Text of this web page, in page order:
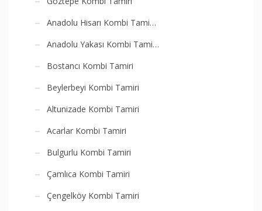
Anadolu Hisarı Kombi Tami…
Anadolu Yakası Kombi Tami…
Bostancı Kombi Tamiri
Beylerbeyi Kombi Tamiri
Altunizade Kombi Tamiri
Acarlar Kombi Tamiri
Bulgurlu Kombi Tamiri
Çamlıca Kombi Tamiri
Çengelköy Kombi Tamiri